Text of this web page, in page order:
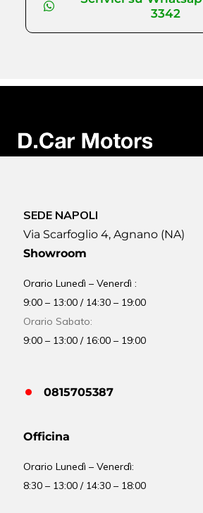
3342
SEDE NAPOLI
Via Scarfoglio 4, Agnano (NA)
Showroom
Orario Lunedì – Venerdì :
9:00 – 13:00 / 14:30 – 19:00
Orario Sabato:
9:00 – 13:00 / 16:00 – 19:00
0815705387
Officina
OrarioLunedì – Venerdì:
8:30 – 13:00 / 14:30 – 18:00